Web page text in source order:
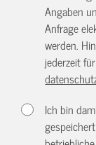
Angaben
Anfrage
werden.
jederzeit
Ich bin